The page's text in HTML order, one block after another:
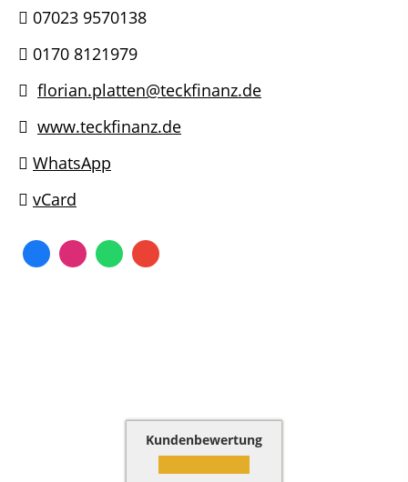
07023 9570138
0170 8121979
florian.platten@teckfinanz.de
www.teckfinanz.de
WhatsApp
vCard
Kundenbewertung